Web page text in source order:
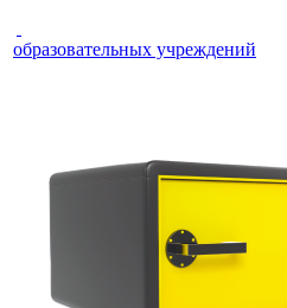
образовательных учреждений